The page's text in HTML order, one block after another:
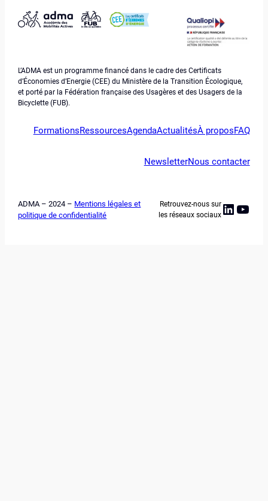
L’ADMA est un programme financé dans le cadre des Certificats
d’Économies d’Energie (CEE) du Ministère de la Transition Écologique,
et porté par la Fédération française des Usagères et des Usagers de la
Bicyclette (FUB).
FormationsRessourcesAgendaActualitésÀ proposFAQ
NewsletterNous contacter
ADMA – 2024 – Mentions légales et
politique de confidentialité
Retrouvez-nous sur
les réseaux sociaux